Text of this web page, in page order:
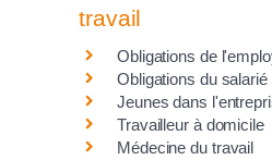
travail
Obligations de
Obligations du salarié
Jeunes dans
Travailleur à domicile
Médecine du travail